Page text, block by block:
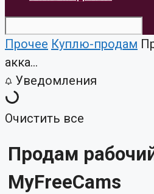
Прочее Куплю-продам
акка...
Уведомления
Очистить все
Продам
MyFreeCams